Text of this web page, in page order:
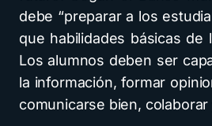
debe “preparar a los
que habilidades básicas de
Los alumnos deben ser
la información, formar
comunicarse bien,